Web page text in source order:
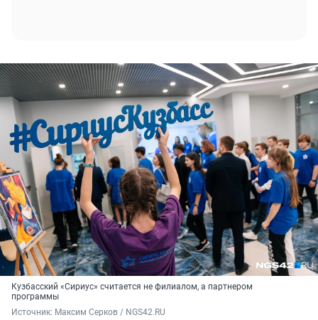
Кузбасский «Сириус» считается не филиалом, а партнером
программы
Источник: Максим Серков / NGS42.RU